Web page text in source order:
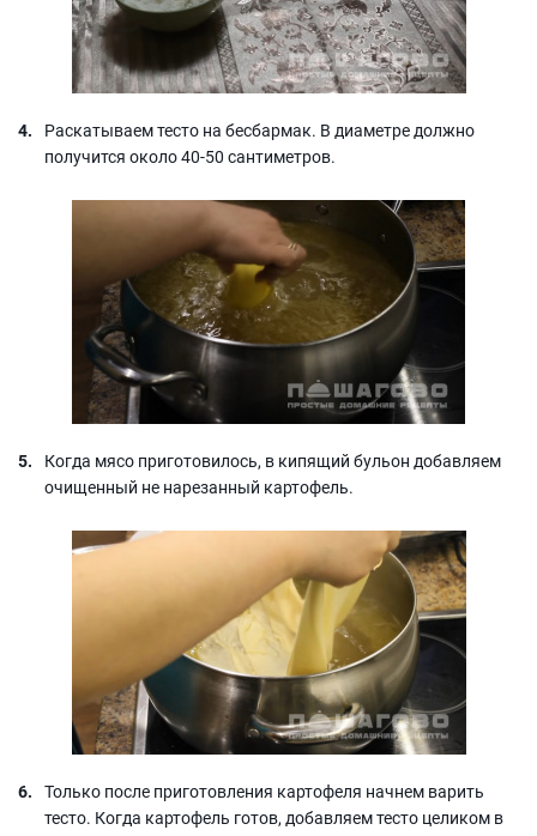
Раскатываем тесто на бесбармак. В диаметре должно
получится около 40-50 сантиметров.
Когда мясо приготовилось, в кипящий бульон добавляем
очищенный не нарезанный картофель.
Только после приготовления картофеля начнем варить
тесто. Когда картофель готов, добавляем тесто целиком в